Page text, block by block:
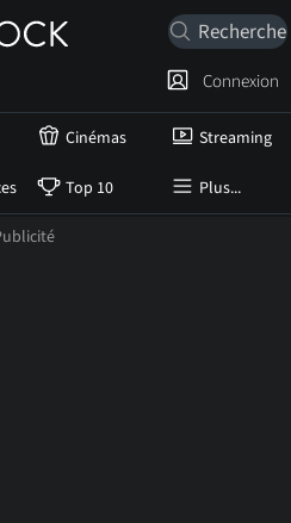
Cinémas Streaming
Top 10 Plus...
Connexion